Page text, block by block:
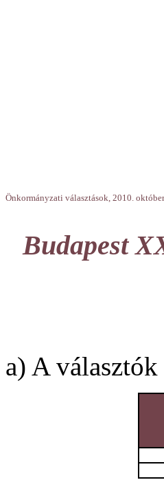
Önkormányzati választások, 2010. október
Budapest
a) A